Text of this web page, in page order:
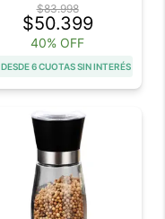
$83.998
$50.399
40% OFF
DESDE 6 CUOTAS SIN INTERÉS